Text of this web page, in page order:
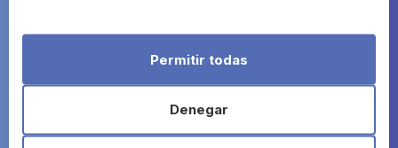
Denegar
Permitir todas